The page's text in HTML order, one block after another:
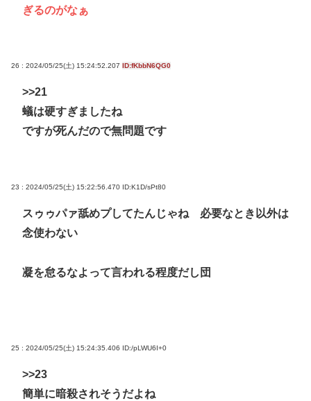
ぎるのがなぁ
26 : 2024/05/25(土) 15:24:52.207 ID:fKbbN6QG0
>>21
蟻は硬すぎましたね
ですが死んだので無問題です
23 : 2024/05/25(土) 15:22:56.470 ID:K1D/sPt80
スゥゥパァ舐めプしてたんじゃね 必要なとき以外は
念使わない
凝を怠るなよって言われる程度だし団
25 : 2024/05/25(土) 15:24:35.406 ID:/pLWU6I+0
>>23
簡単に暗殺されそうだよね